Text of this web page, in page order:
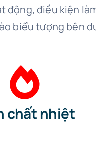
điều kiện
biểu tượng bên
chất nhiệt